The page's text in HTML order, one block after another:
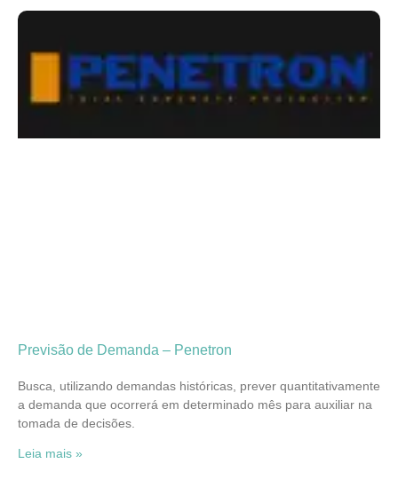
Previsão de Demanda – Penetron
Busca, utilizando demandas históricas, prever quantitativamente
a demanda que ocorrerá em determinado mês para auxiliar na
tomada de decisões.
Leia mais »